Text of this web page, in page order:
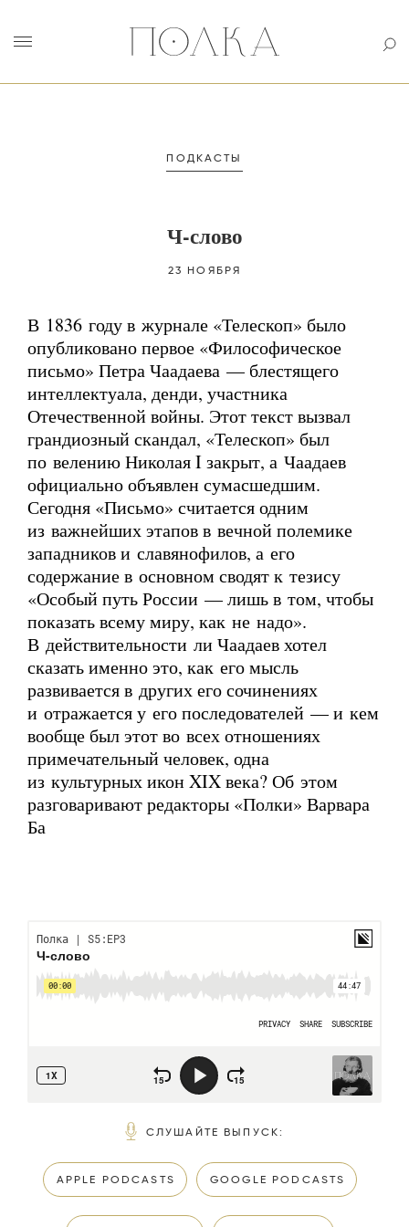
ПОДКАСТЫ
Ч-слово
23 НОЯБРЯ
В 1836 году в журнале «Телескоп» было
опубликовано первое «Философическое
письмо» Петра Чаадаева — блестящего
интеллектуала, денди, участника
Отечественной войны. Этот текст вызвал
грандиозный скандал, «Телескоп» был
по велению Николая I закрыт, а Чаадаев
официально объявлен сумасшедшим.
Сегодня «Письмо» считается одним
из важнейших этапов в вечной полемике
западников и славянофилов, а его
содержание в основном сводят к тезису
«Особый путь России — лишь в том, чтобы
показать всему миру, как не надо».
В действительности ли Чаадаев хотел
сказать именно это, как его мысль
развивается в других его сочинениях
и отражается у его последователей — и кем
вообще был этот во всех отношениях
примечательный человек, одна
из культурных икон XIX века? Об этом
разговаривают редакторы «Полки» Варвара
Ба
СЛУШАЙТЕ ВЫПУСК:
APPLE PODCASTS GOOGLE PODCASTS